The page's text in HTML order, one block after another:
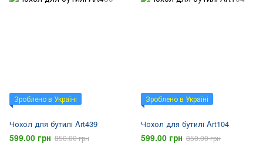
Зроблено в Україні
Чохол для бутилі Art439
599.00 грн 850.00 грн
Зроблено в Україні
Чохол для бутилі Art104
599.00 грн 850.00 грн